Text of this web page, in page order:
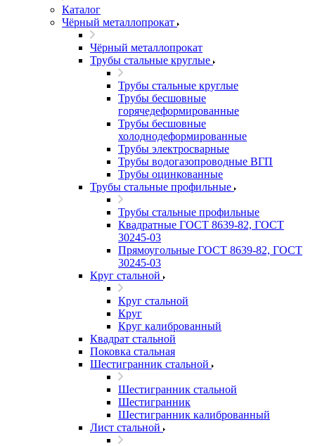
Каталог
Чёрный металлопрокат
Чёрный металлопрокат
Трубы стальные круглые
Трубы стальные круглые
Трубы бесшовные
горячедеформированные
Трубы бесшовные
холоднодеформированные
Трубы электросварные
Трубы водогазопроводные ВГП
Трубы оцинкованные
Трубы стальные профильные
Трубы стальные профильные
Квадратные ГОСТ 8639-82, ГОСТ
30245-03
Прямоугольные ГОСТ 8639-82, ГОСТ
30245-03
Круг стальной
Круг стальной
Круг
Круг калиброванный
Квадрат стальной
Поковка стальная
Шестигранник стальной
Шестигранник стальной
Шестигранник
Шестигранник калиброванный
Лист стальной